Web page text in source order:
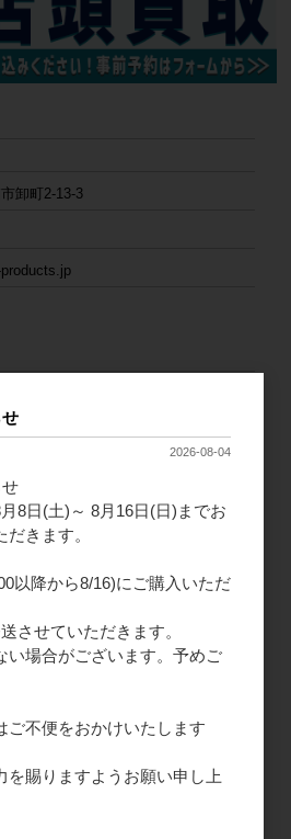
卸町2-13-3
ネット銀行 法人第二営業部
フエープロダクツ
、新規会員登録をお願いいたします。
封いたします。末日締め、翌月末払い
象とした支払い方法です。VISA /
Express / Diners Club がご利用いた
2026-08-04
8日(土)～ 8月16日(日)までお
きます。
以降から8/16)にご購入いただ
させていただきます。
場合がございます。予めご
ご不便をおかけいたします
を賜りますようお願い申し上